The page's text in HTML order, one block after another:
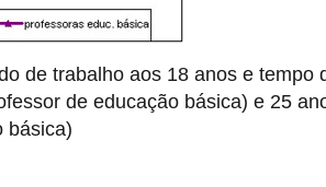
de trabalho aos 18 anos e tempo
de educação básica) e 25
básica)